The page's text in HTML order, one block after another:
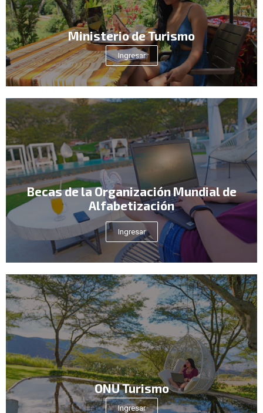
Ministerio de Turismo
Ingresar
Becas de la Organización Mundial de
Alfabetización
Ingresar
ONU Turismo
Ingresar